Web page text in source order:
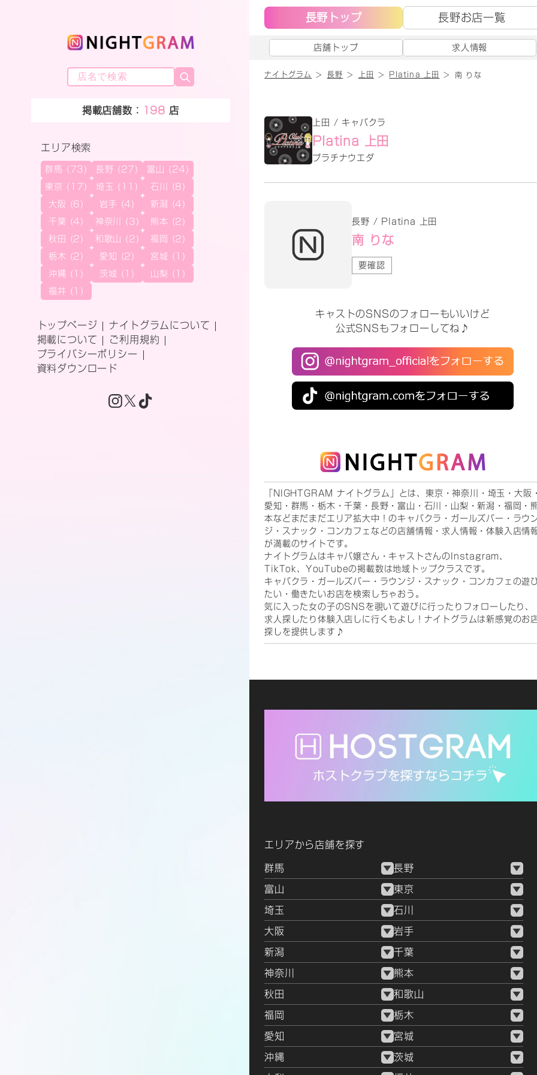
掲載店舗数： 198 店
エリア検索
群馬 (73) 長野 (27) 富山 (24)
東京 (17) 埼玉 (11) 石川 (8)
大阪 (6) 岩手 (4) 新潟 (4)
千葉 (4) 神奈川 (3) 熊本 (2)
秋田 (2) 和歌山 (2) 福岡 (2)
栃木 (2) 愛知 (2) 宮城 (1)
沖縄 (1) 茨城 (1) 山梨 (1)
福井 (1)
トップページ
ナイトグラムについて
掲載について
ご利用規約
プライバシーポリシー
資料ダウンロード
長野トップ 長野お店一覧
店舗トップ 求人情報
ナイトグラム 長野 上田 Platina 上田 南 りな
上田 / キャバクラ
Platina 上田
プラチナウエダ
長野 / Platina 上田
南 りな
要確認
キャストのSNSのフォローもいいけど
公式SNSもフォローしてね♪
「NIGHTGRAM ナイトグラム」とは、東京・神奈川・埼玉・大阪
愛知・群馬・栃木・千葉・長野・富山・石川・山梨・新潟・福岡・
本などまだまだエリア拡大中！のキャバクラ・ガールズバー・ラウ
ジ・スナック・コンカフェなどの店舗情報・求人情報・体験入店情
が満載のサイトです。
ナイトグラムはキャバ嬢さん・キャストさんのInstagram、
TikTok、YouTubeの掲載数は地域トップクラスです。
キャバクラ・ガールズバー・ラウンジ・スナック・コンカフェの遊
たい・働きたいお店を検索しちゃおう。
気に入った女の子のSNSを覗いて遊びに行ったりフォローしたり、
求人探したり体験入店しに行くもよし！ナイトグラムは新感覚のお
探しを提供します♪
エリアから店舗を探す
群馬 長野
富山 東京
埼玉 石川
大阪 岩手
新潟 千葉
神奈川 熊本
秋田 和歌山
福岡 栃木
愛知 宮城
沖縄 茨城